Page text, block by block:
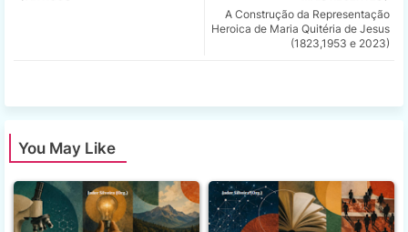
ats
A Construção da Representação
Heroica de Maria Quitéria de Jesus
(1823,1953 e 2023)
You May Like